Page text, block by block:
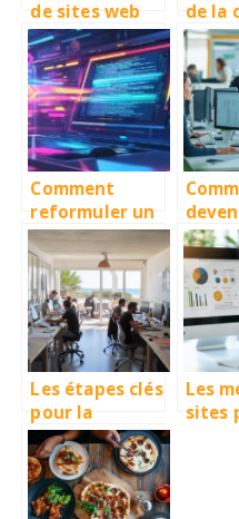
de sites web
perso : quel
est le meilleur
rapport
qualité-prix en
2024 ?
de la
de
en
pour
votre
en
Comment
reformuler un
texte en ligne
efficacement :
choisir entre
synonymes et
restructuratio
n de phrases
:
et
Les étapes clés
pour la
création d’un
site internet à
Saint-Brevin-
les-Pins
Les
sites